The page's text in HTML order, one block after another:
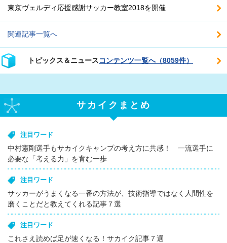
東京ヴェルディ応援感謝サッカー教室2018を開催
関連記事一覧へ
トピックス＆ニュースコンテンツ一覧へ（8059件）
サカイクまとめ
注目ワード
中村憲剛選手もサカイクキャンプの考え方に共感！ 一流選手に
必要な「考える力」を育む一歩
注目ワード
サッカーがうまくなる一番の方法が、技術指導ではなく人間性を
磨くことだと教えてくれる記事７選
注目ワード
これさえ読めば足が速くなる！サカイク記事７選